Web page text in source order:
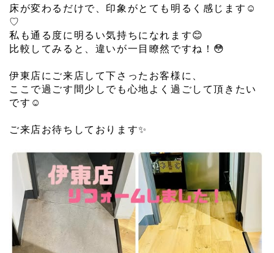
床が変わるだけで、印象がとても明るく感じます☺️
♡
私も通る度に明るい気持ちになれます😊
比較してみると、違いが一目瞭然ですね！😳
伊東店にご来店して下さったお客様に、
ここで過ごす間少しでも心地よく過ごして頂きたい
です☺️
ご来店お待ちしております✨️